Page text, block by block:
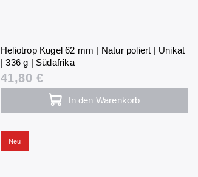
Heliotrop Kugel 62 mm | Natur poliert | Unikat
| 336 g | Südafrika
41,80 €
In den Warenkorb
Neu